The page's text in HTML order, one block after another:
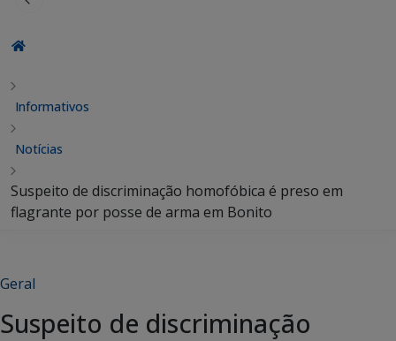
Informativos
Notícias
Suspeito de discriminação homofóbica é preso em
flagrante por posse de arma em Bonito
Geral
Suspeito de discriminação